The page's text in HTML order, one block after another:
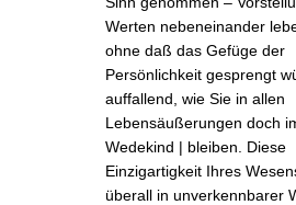
Werten nebeneinander
ohne daß das Gefüge der
Persönlichkeit gesprengt
auffallend, wie Sie in allen
Lebensäußerungen doch
Wedekind | bleiben. Diese
Einzigartigkeit Ihres
überall in unverkennbarer